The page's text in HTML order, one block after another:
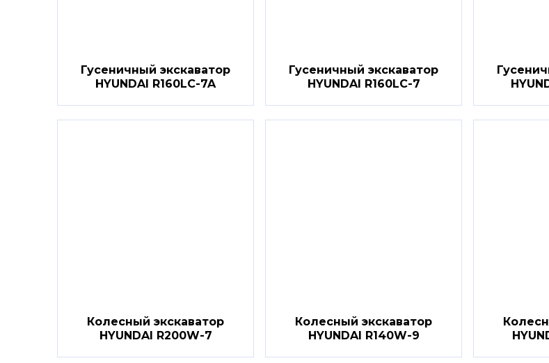
Гусеничный экскаватор
HYUNDAI R160LC-7A
Гусеничный экскаватор
HYUNDAI R160LC-7
Колесный экскаватор
HYUNDAI R200W-7
Колесный экскаватор
HYUNDAI R140W-9